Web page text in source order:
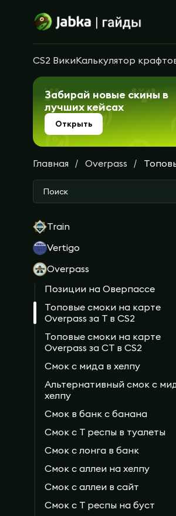
CS2 ВикиКалькулятор
Забирай новые скины в
лучших кейсах
Открыть
Главная Overpass
Train
Vertigo
Overpass
Позиции на Оверпассе
Топовые смоки на карте
Overpass за T в CS2
Топовые смоки на карте
Overpass за CT в CS2
Смок с мида в хелпу
Альтернативный смок с
хелпу
Смок в банк с банана
Смок с T респы в туалеты
Смок с лонга в банк
Смок с аллеи на хелпу
Смок с аллеи в сайт
Смок с T респы на буст